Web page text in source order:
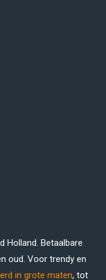
Holland. Betaalbare
oud. Voor trendy en
in grote maten, tot